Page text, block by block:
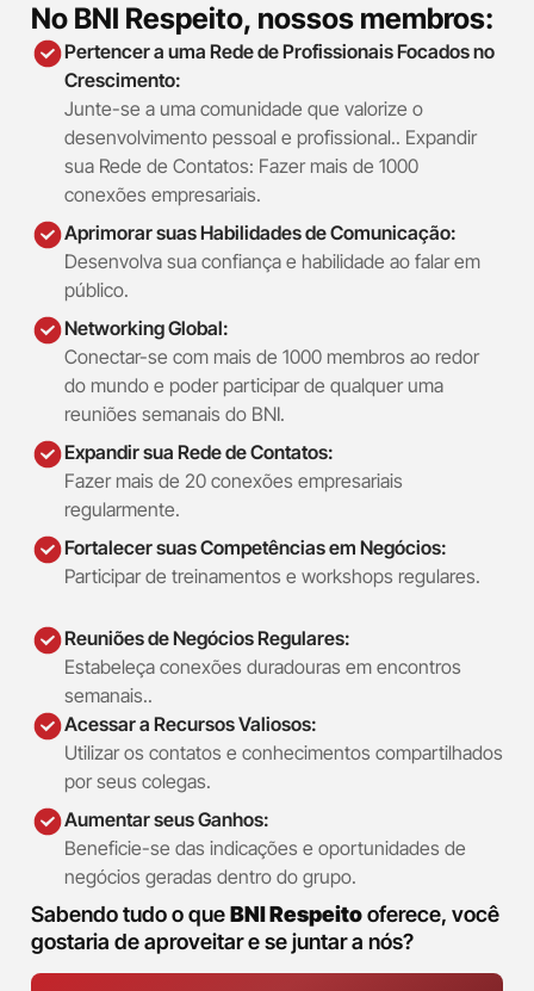
No BNI Respeito, nossos membros:
Pertencer a uma Rede de Profissionais Focados no
Crescimento:
Junte-se a uma comunidade que valorize o
desenvolvimento pessoal e profissional.. Expandir
sua Rede de Contatos: Fazer mais de 1000
conexões empresariais.
Aprimorar suas Habilidades de Comunicação:
Desenvolva sua confiança e habilidade ao falar em
público.
Networking Global:
Conectar-se com mais de 1000 membros ao redor
do mundo e poder participar de qualquer uma
reuniões semanais do BNI.
Expandir sua Rede de Contatos:
Fazer mais de 20 conexões empresariais
regularmente.
Fortalecer suas Competências em Negócios:
Participar de treinamentos e workshops regulares.
Reuniões de Negócios Regulares:
Estabeleça conexões duradouras em encontros
semanais..
Acessar a Recursos Valiosos:
Utilizar os contatos e conhecimentos compartilhados
por seus colegas.
Aumentar seus Ganhos:
Beneficie-se das indicações e oportunidades de
negócios geradas dentro do grupo.
Sabendo tudo o queBNI Respeitooferece, você
gostaria de aproveitar e se juntar a nós?